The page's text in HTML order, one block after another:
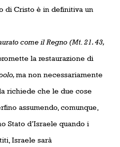
di Cristo è in definitiva un
come il Regno (Mt. 21. 43,
la restaurazione di
ma non necessariamente
richiede che le due cose
assumendo, comunque,
Stato d’Israele quando i
Israele sarà